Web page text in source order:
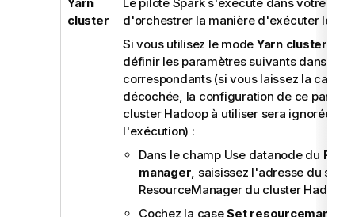
cluster
d'orchestrer la manière d'exécuter le
Si vous utilisez le mode Yarn cluster
définir les paramètres suivants dans les
correspondants (si vous laissez la case
décochée, la configuration de ce
cluster Hadoop à utiliser sera ignorée
l'exécution) :
Dans le champ Use datanode du
manager, saisissez l'adresse du
ResourceManager du cluster Hadoop
Cochez la caseSet